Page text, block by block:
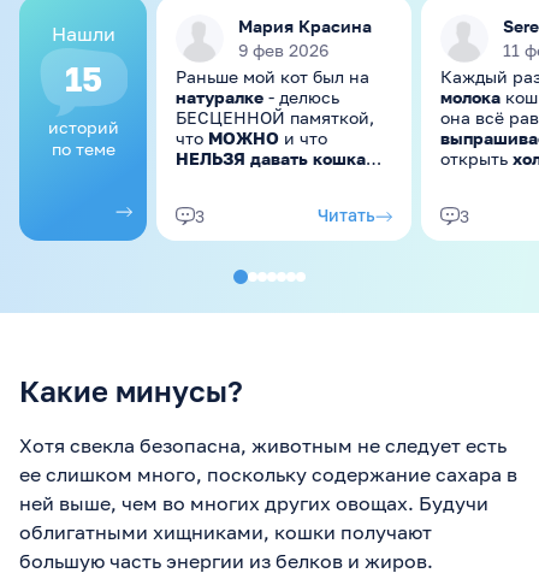
Нашли
15
историй
по теме
Мария Красина
9 фев 2026
Раньше мой кот был на
натуралке - делюсь
БЕСЦЕННОЙ памяткой,
что МОЖНО и что
НЕЛЬЗЯ давать кошкам
первых, мы в итоге уже
на корме, т.к.
не удалось (начались
"вкусняшек". Во-вторых,
любые продукты даем
и прочего, т.е. "чистый"
3 Читать
11
Каждый
молока
она всё
открыть
потом
она
3
Какие минусы?
Хотя свекла безопасна, животным не следует есть
ее слишком много, поскольку содержание сахара в
ней выше, чем во многих других овощах. Будучи
облигатными хищниками, кошки получают
большую часть энергии из белков и жиров.